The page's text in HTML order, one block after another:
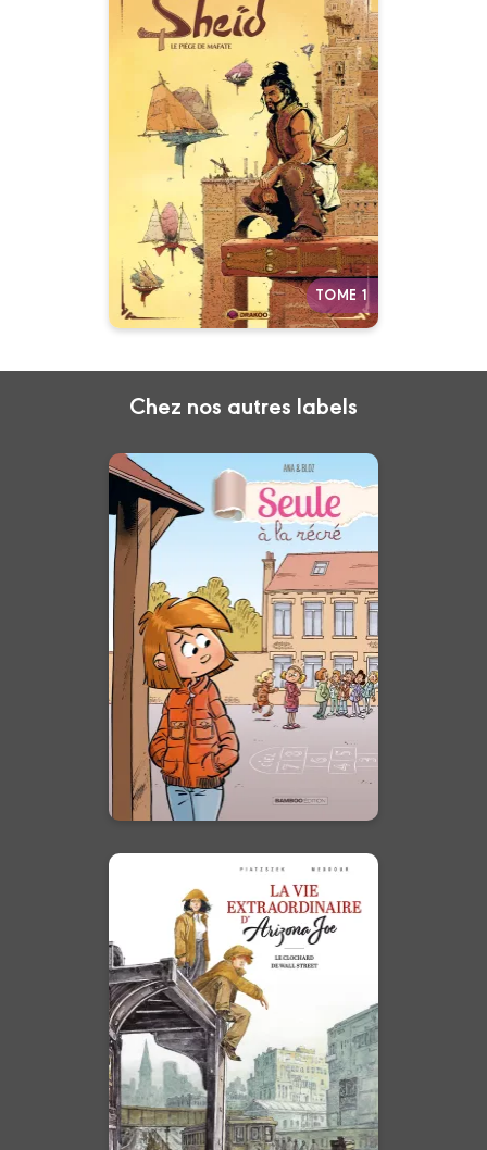
TOME 1
Sheïd
Vol. 01/3
Date de parution :
04/11/2020
Intrigue millénaire et soleil de
plomb
Autres tomes
Chez nos autres labels
Seule à la récré
Tome 01
Date de parution :
04/10/2017
La première bande dessinée sur
le harcèlement scolaire.
En voir +
La Vie
extraordinaire
d'Arizona Joe
Vol. 02/2
Date de parution :
19/08/2026
Quand la haute société croise
la liberté des rails...